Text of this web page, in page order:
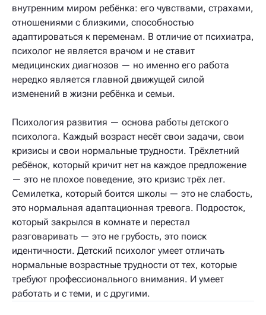
внутренним миром ребёнка: его чувствами, страхами,
отношениями с близкими, способностью
адаптироваться к переменам. В отличие от психиатра,
психолог не является врачом и не ставит
медицинских диагнозов — но именно его работа
нередко является главной движущей силой
изменений в жизни ребёнка и семьи.
Психология развития — основа работы детского
психолога. Каждый возраст несёт свои задачи, свои
кризисы и свои нормальные трудности. Трёхлетний
ребёнок, который кричит нет на каждое предложение
— это не плохое поведение, это кризис трёх лет.
Семилетка, который боится школы — это не слабость,
это нормальная адаптационная тревога. Подросток,
который закрылся в комнате и перестал
разговаривать — это не грубость, это поиск
идентичности. Детский психолог умеет отличать
нормальные возрастные трудности от тех, которые
требуют профессионального внимания. И умеет
работать и с теми, и с другими.